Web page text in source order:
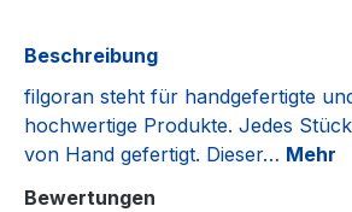
Beschreibung
filgoran steht für handgefertigte
hochwertige Produkte. Jedes
von Hand gefertigt. Dieser… Mehr
Bewertungen